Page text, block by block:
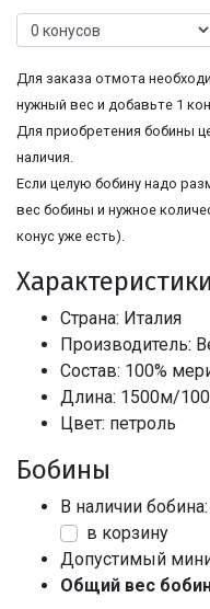
Для заказа отмота
нужный вес и добавьте 1
Для приобретения бобины
наличия.
Если целую бобину надо
вес бобины и нужное
конус уже есть).
Характеристики
Страна: Италия
Производитель:
Состав: 100%
Длина: 1500м/
Цвет: петроль
Бобины
В наличии
в корзину
Допустимый
Общий вес